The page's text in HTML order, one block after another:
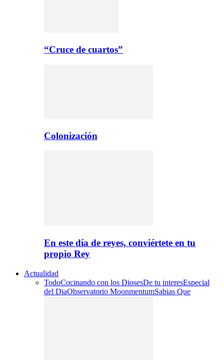
“Cruce de cuartos”
Colonización
En este día de reyes, conviértete en tu
propio Rey
Actualidad
TodoCocinando con los DiosesDe tu interesEspecial
del DiaObservatorio MoonmentumSabias Que